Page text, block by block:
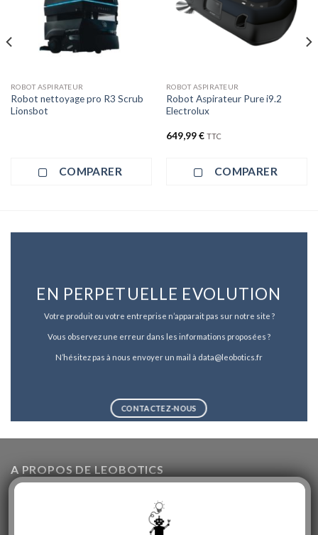
ROBOT ASPIRATEUR
Robot nettoyage pro R3 Scrub
Lionsbot
COMPARER
ROBOT ASPIRATEUR
Robot Aspirateur Pure i9.2
Electrolux
649,99€ TTC
COMPARER
EN PERPETUELLE EVOLUTION
Votre produit ou votre entreprise n’apparait pas sur notre site ?
Vous observez une erreur dans les informations proposées ?
N’hésitez pas à nous envoyer un mail à data@leobotics.fr
CONTACTEZ-NOUS
A PROPOS DE LEOBOTICS
Leobotics propose un large panel de services : Vente de
robots, Base de données, Comparatif, Expertises,